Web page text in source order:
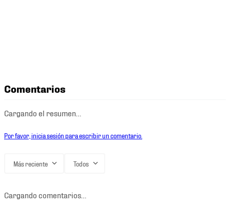
Comentarios
Cargando el resumen…
Por favor, inicia sesión para escribir un comentario.
Más reciente Todos
Cargando comentarios…